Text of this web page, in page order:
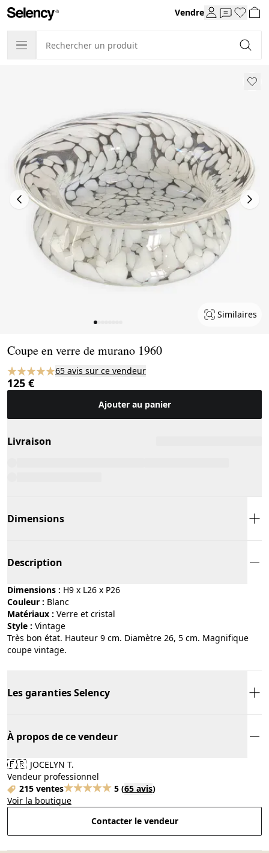
Vendre
Similaires
Coupe en verre de murano 1960
65 avis sur ce vendeur
125 €
Ajouter au panier
Livraison
Dimensions
Description
Dimensions : H9 x L26 x P26
Couleur :
blanc
Matériaux :
verre et cristal
Style :
vintage
Très bon état. Hauteur 9 cm. Diamètre 26, 5 cm. Magnifique
coupe vintage.
Les garanties Selency
À propos de ce vendeur
🇫🇷 JOCELYN T.
Vendeur professionnel
215 ventes
5 (65 avis)
Voir la boutique
Contacter le vendeur